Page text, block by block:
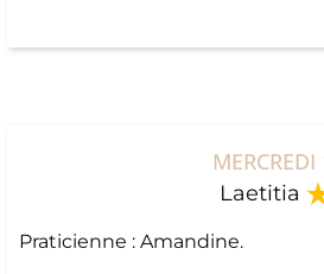
Laetitia
Praticienne : Amandine.